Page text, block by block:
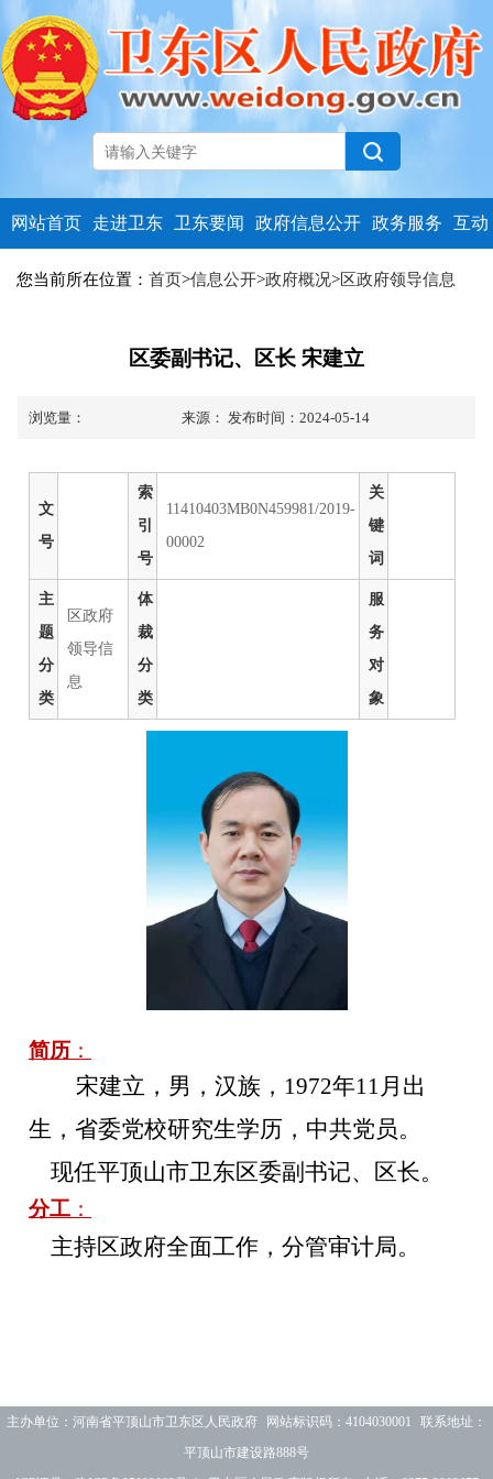
网站首页 走进卫东 卫东要闻 政府信息公开 政务服务 互动
您当前所在位置： 首页>信息公开>政府概况>区政府领导信息
区委副书记、区长 宋建立
来源： 发布时间：2024-05-14
浏览量：
文
号
索
引
号
11410403MB0N459981/2019-
00002
关
键
词
主
题
分
类
区政府
领导信
息
体
裁
分
类
服
务
对
象
简历 ：
宋建立，男，汉族，1972年11月出
生，省委党校研究生学历，中共党员。
现任平顶山市卫东区委副书记、区长。
分工 ：
主持区政府全面工作，分管审计局。
主办单位：河南省平顶山市卫东区人民政府 网站标识码：4104030001 联系地址：
平顶山市建设路888号